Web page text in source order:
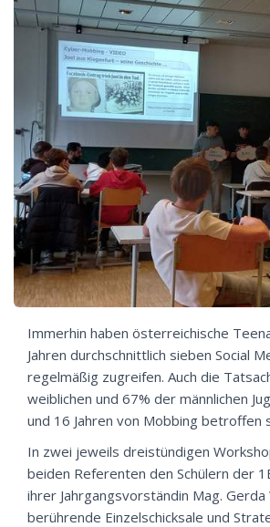
Immerhin haben österreichische
Jahren durchschnittlich sieben Social
regelmäßig zugreifen. Auch die
weiblichen und 67% der männlichen
und 16 Jahren von Mobbing betroffen
In zwei jeweils dreistündigen
beiden Referenten den Schülern der
ihrer Jahrgangsvorständin Mag.
berührende Einzelschicksale und